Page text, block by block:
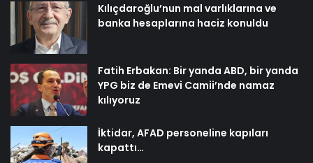
Kılıçdaroğlu’nun mal varlıklarına ve
banka hesaplarına haciz konuldu
Fatih Erbakan: Bir yanda ABD, bir yanda
YPG biz de Emevi Camii’nde namaz
kılıyoruz
İktidar, AFAD personeline kapıları
kapattı…